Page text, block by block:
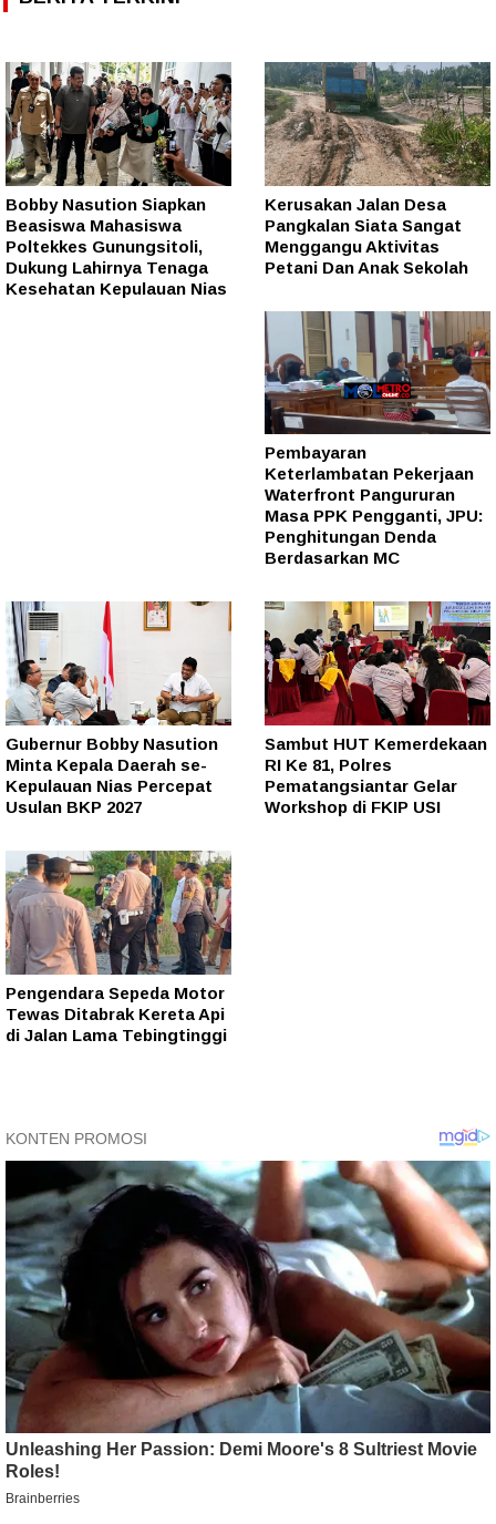
Bobby Nasution Siapkan
Beasiswa Mahasiswa
Poltekkes Gunungsitoli,
Dukung Lahirnya Tenaga
Kesehatan Kepulauan Nias
Kerusakan Jalan Desa
Pangkalan Siata Sangat
Menggangu Aktivitas
Petani Dan Anak Sekolah
Pembayaran
Keterlambatan Pekerjaan
Waterfront Pangururan
Masa PPK Pengganti, JPU:
Penghitungan Denda
Berdasarkan MC
Gubernur Bobby Nasution
Minta Kepala Daerah se-
Kepulauan Nias Percepat
Usulan BKP 2027
Sambut HUT Kemerdekaan
RI Ke 81, Polres
Pematangsiantar Gelar
Workshop di FKIP USI
Pengendara Sepeda Motor
Tewas Ditabrak Kereta Api
di Jalan Lama Tebingtinggi